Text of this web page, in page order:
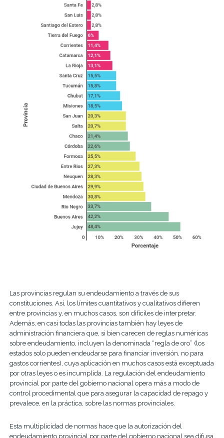
Las provincias regulan su endeudamiento a través de sus
constituciones. Así, los límites cuantitativos y cualitativos difieren
entre provincias y, en muchos casos, son difíciles de interpretar.
Además, en casi todas las provincias también hay leyes de
administración financiera que, si bien carecen de reglas numéricas
sobre endeudamiento, incluyen la denominada “regla de oro” (los
estados solo pueden endeudarse para financiar inversión, no para
gastos corrientes), cuya aplicación en muchos casos está exceptuada
por otras leyes o es incumplida. La regulación del endeudamiento
provincial por parte del gobierno nacional opera más a modo de
control procedimental que para asegurar la capacidad de repago y
prevalece, en la práctica, sobre las normas provinciales.
Esta multiplicidad de normas hace que la autorización del
endeudamiento provincial por parte del gobierno nacional sea difusa